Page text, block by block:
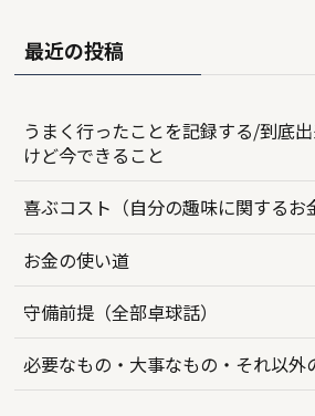
最近の投稿
うまく行ったことを記録する/到底
けど今できること
喜ぶコスト（自分の趣味に関するお
お金の使い道
守備前提（全部卓球話）
必要なもの・大事なもの・それ以外